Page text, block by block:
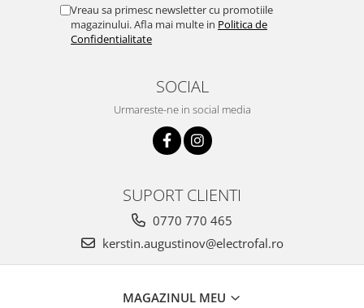
Vreau sa primesc newsletter cu promotiile
magazinului. Afla mai multe in Politica de
Confidentialitate
SOCIAL
Urmareste-ne in social media
SUPORT CLIENTI
0770 770 465
kerstin.augustinov@electrofal.ro
MAGAZINUL MEU